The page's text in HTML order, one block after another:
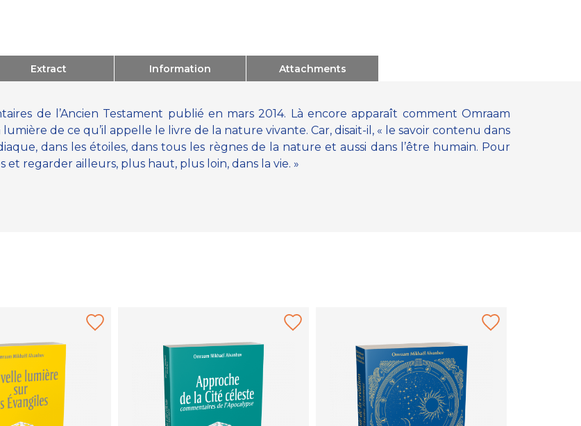
Extract Information Attachments
de l’Ancien Testament publié en mars 2014. Là encore apparaît comment Omraam
de ce qu’il appelle le livre de la nature vivante. Car, disait-il, « le savoir contenu dans
dans les étoiles, dans tous les règnes de la nature et aussi dans l’être humain. Pour
regarder ailleurs, plus haut, plus loin, dans la vie. »